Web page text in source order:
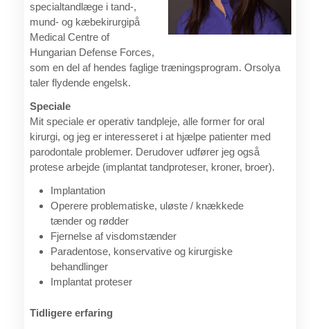
specialtandlæge i tand-,
mund- og kæbekirurgipå
Medical Centre of
Hungarian Defense Forces,
som en del af hendes faglige træningsprogram. Orsolya
taler flydende engelsk.
Speciale
Mit speciale er operativ tandpleje, alle former for oral
kirurgi, og jeg er interesseret i at hjælpe patienter med
parodontale problemer. Derudover udfører jeg også
protese arbejde (implantat tandproteser, kroner, broer).
Implantation
Operere problematiske, uløste / knækkede
tænder og rødder
Fjernelse af visdomstænder
Paradentose, konservative og kirurgiske
behandlinger
Implantat proteser
Tidligere erfaring